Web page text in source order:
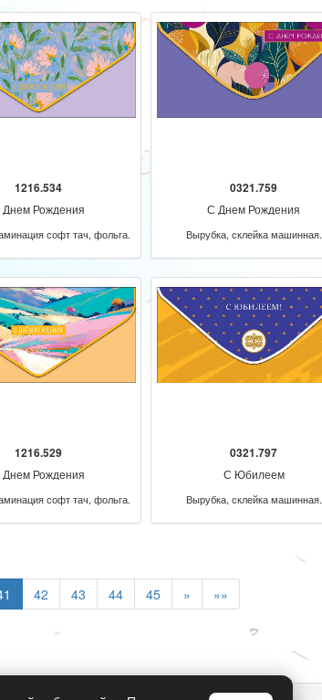
1216.534
Рождения
софт тач, фольга.
0321.759
С Днем Рождения
Вырубка, склейка машинная.
1216.529
Рождения
софт тач, фольга.
0321.797
С Юбилеем
Вырубка, склейка машинная.
42 43 44 45 » »»